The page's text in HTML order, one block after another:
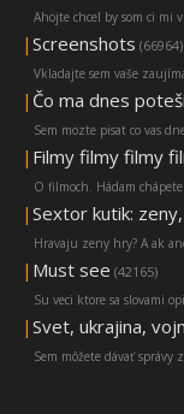
Ahojte chcel by som ci mi
| Screenshots (66964)
Vkladajte sem vaše
| Čo ma dnes
Sem mozte pisat co vas
| Filmy filmy filmy
O filmoch. Hádam
| Sextor kutik:
Hravaju zeny hry? A ak
| Must see (42165)
Su veci ktore sa slovami
| Svet, ukrajina,
Sem môžete dávať správy